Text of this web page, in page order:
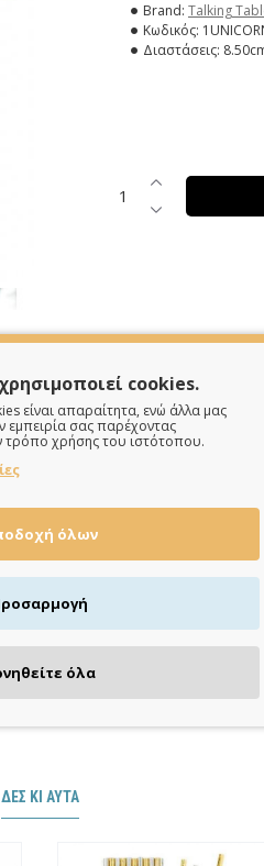
Brand: Talking
Κωδικός:
Διαστάσεις:
ΟΠΩΣ ΘΕΣ
αντικαταβολή ή κατάθεση
ΔΕΣ ΚΙ ΑΥΤΆ
cookies.
είναι απαραίτητα, ενώ άλλα μας
εμπειρία σας παρέχοντας
τρόπο χρήσης του ιστότοπου.
όλων
όλα